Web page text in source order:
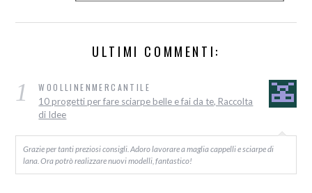
ULTIMI COMMENTI:
1 WOOLLINENMERCANTILE
10 progetti per fare sciarpe belle e fai da te, Raccolta
di Idee
Grazie per tanti preziosi consigli. Adoro lavorare a maglia cappelli e sciarpe di
lana. Ora potrò realizzare nuovi modelli, fantastico!